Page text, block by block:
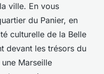
ville. En vous
du Panier, en
culturelle de la Belle
devant les trésors du
Marseille